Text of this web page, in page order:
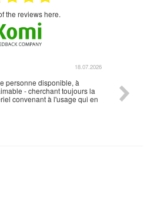
the reviews here.
18.07.2026
personne disponible, à
- cherchant toujours la
convenant à l'usage qui en